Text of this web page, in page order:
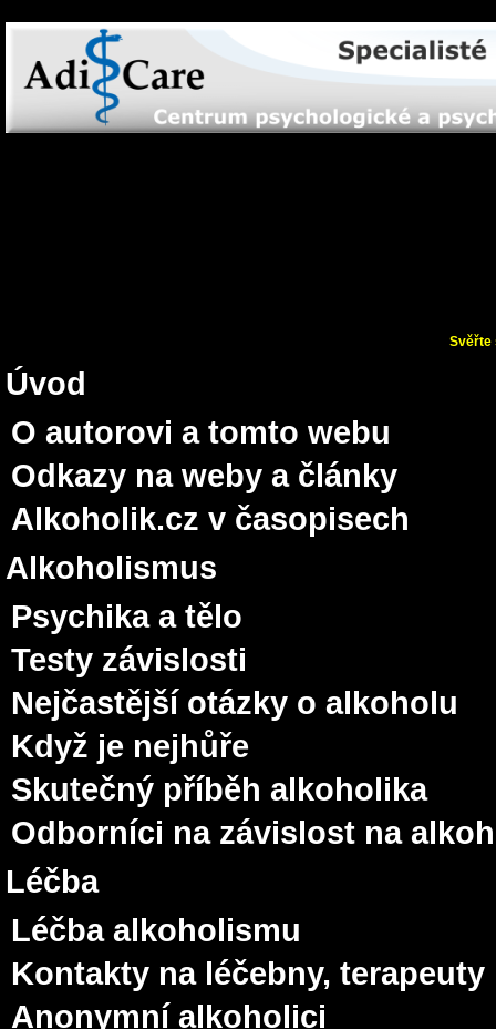
Svěřte
Úvod
O autorovi a tomto webu
Odkazy na weby a články
Alkoholik.cz v časopisech
Alkoholismus
Psychika a tělo
Testy závislosti
Nejčastější otázky o alkoholu
Když je nejhůře
Skutečný příběh alkoholika
Odborníci na závislost na
Léčba
Léčba alkoholismu
Kontakty na léčebny, terapeuty
Anonymní alkoholici